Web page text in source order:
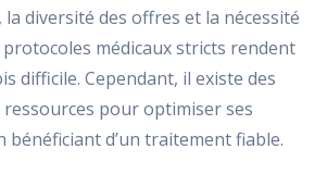
diversité des offres et la nécessité
médicaux stricts rendent
difficile. Cependant, il existe des
pour optimiser ses
bénéficiant d’un traitement fiable.